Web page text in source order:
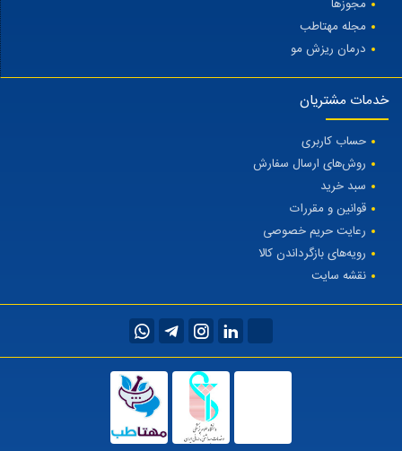
مجوزها
مجله مهتاطب
درمان ریزش مو
خدمات مشتریان
حساب کاربری
روش‌های ارسال سفارش
سبد خرید
قوانین و مقررات
رعایت حریم خصوصی
رویه‌های بازگرداندن کالا
نقشه سایت